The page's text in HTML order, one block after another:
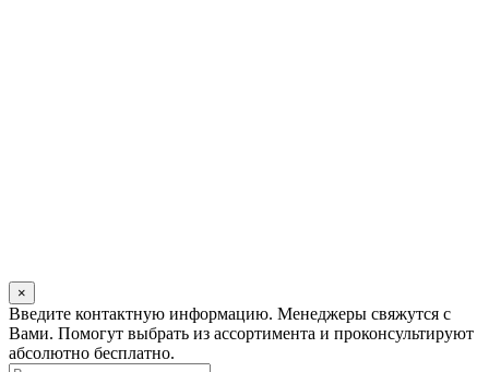
×
Оставьте
это
поле
Введите контактную информацию. Менеджеры свяжутся с
Вами. Помогут выбрать из ассортимента и проконсультируют
абсолютно бесплатно.